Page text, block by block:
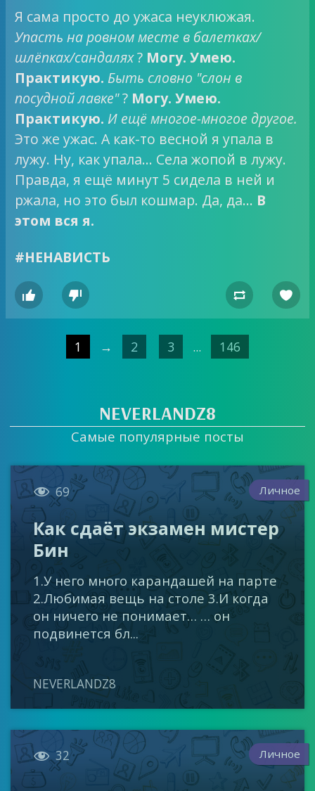
Я сама просто до ужаса неуклюжая.
Упасть на ровном месте в балетках/
шлёпках/сандалях? Могу. Умею.
Практикую. Быть словно "слон в
посудной лавке"? Могу. Умею.
Практикую. И ещё многое-многое другое.
Это же ужас. А как-то весной я упала в
лужу. Ну, как упала… Села жопой в лужу.
Правда, я ещё минут 5 сидела в ней и
ржала, но это был кошмар. Да, да… В
этом вся я.
#НЕНАВИСТЬ
   
1 → 2 3 ... 146
NEVERLANDZ8
Самые популярные посты
 69 Личное
Как сдаёт экзамен мистер
Бин
1.У него много карандашей на парте
2.Любимая вещь на столе 3.И когда
он ничего не понимает… … он
подвинется бл...
NEVERLANDZ8
 32 Личное